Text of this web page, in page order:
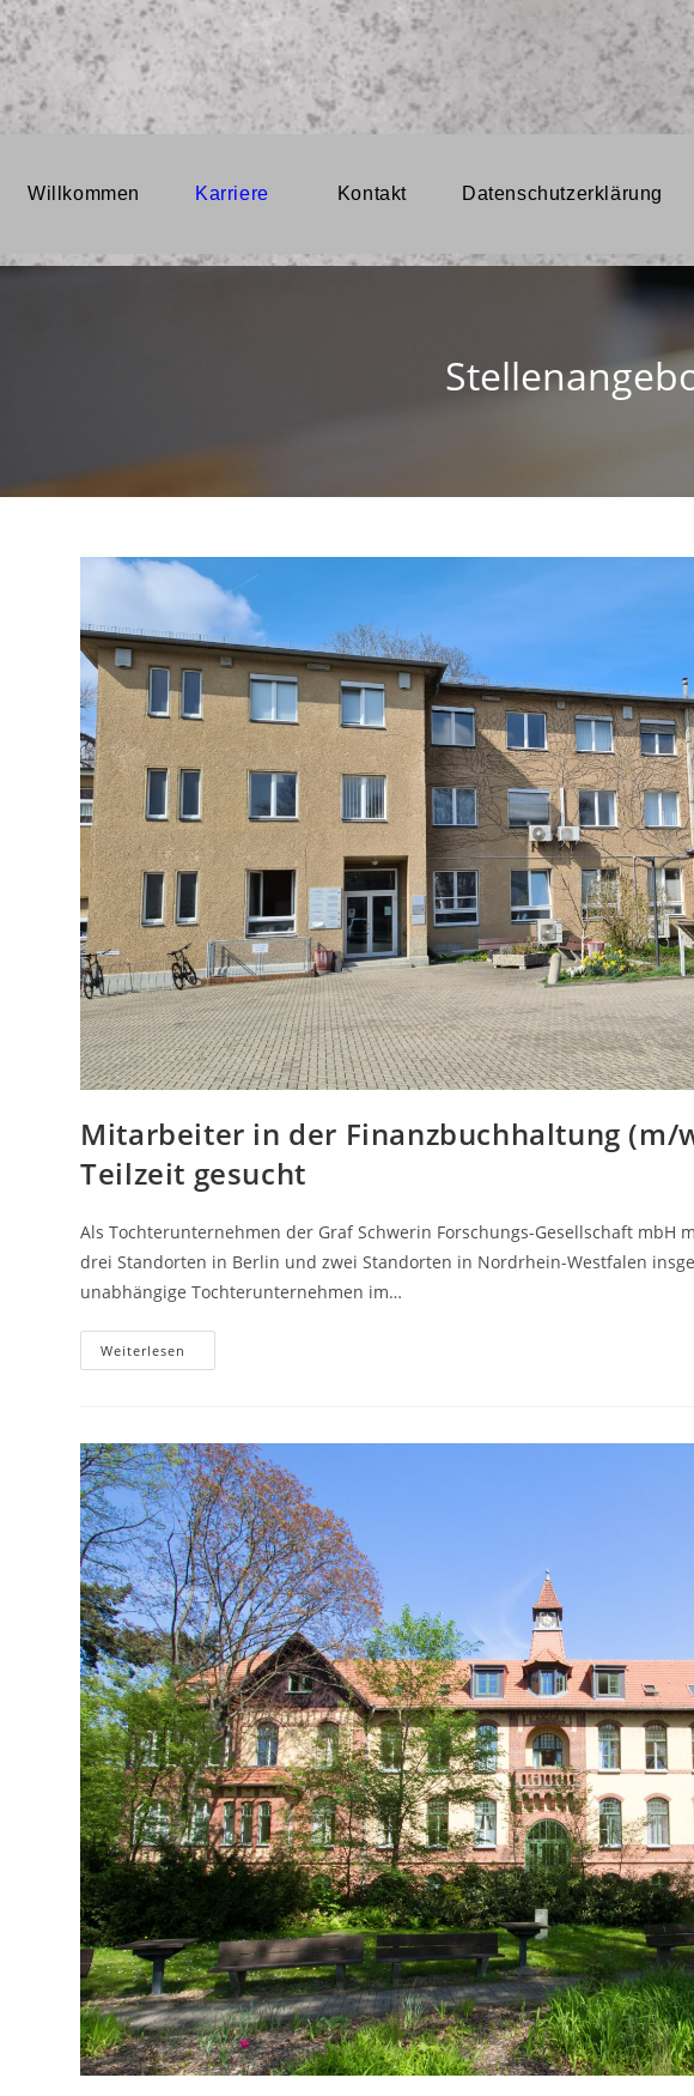
Zum
Inhalt
springen
Willkommen Karriere Kontakt Datenschutzerklärung
Mitarbeiter in der Finanzbuchhaltung (m/
Teilzeit gesucht
Als Tochterunternehmen der Graf Schwerin Forschungs-Gesellschaft mbH
drei Standorten in Berlin und zwei Standorten in Nordrhein-Westfalen
unabhängige Tochterunternehmen im…
Weiterlesen
In
Vollzeit
Oder
Teilzeit
Gesucht